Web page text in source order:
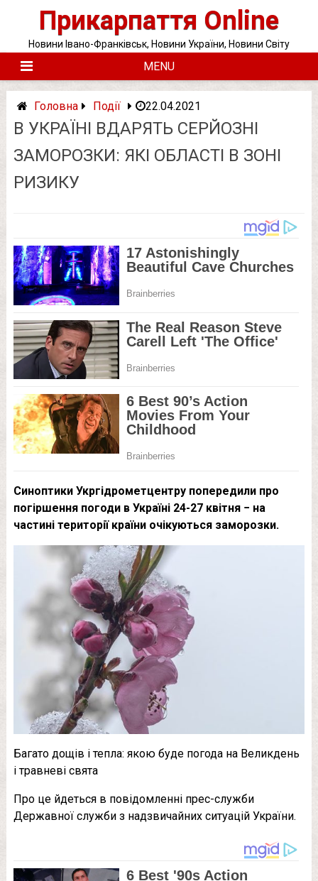
Прикарпаття Online
Новини Івано-Франківськ, Новини України, Новини Світу
MENU
Головна Події 22.04.2021
В УКРАЇНІ ВДАРЯТЬ СЕРЙОЗНІ
ЗАМОРОЗКИ: ЯКІ ОБЛАСТІ В ЗОНІ
РИЗИКУ
Синоптики Укргідрометцентру попередили про
погіршення погоди в Україні 24-27 квітня − на
частині території країни очікуються заморозки.
Багато дощів і тепла: якою буде погода на Великдень
і травневі свята
Про це йдеться в повідомленні прес-служби
Державної служби з надзвичайних ситуацій України.